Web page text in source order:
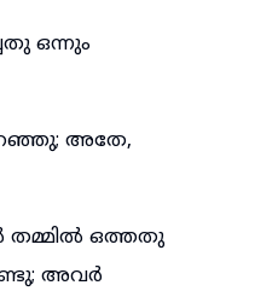
ഒന്നും
അതേ,
തമ്മിൽ ഒത്തതു
അവർ